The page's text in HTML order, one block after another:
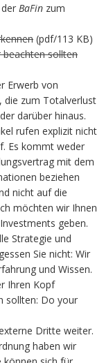
BaFin zum
(pdf/113 KB)
beachten sollten
Erwerb von
die zum Totalverlust
darüber hinaus.
rufen explizit nicht
Es kommt weder
mit dem
beziehen
nicht auf die
möchten wir Ihnen
geben.
Strategie und
Sie nicht: Wir
und Wissen.
Ihren Kopf
sollten: Do your
Dritte weiter.
haben wir